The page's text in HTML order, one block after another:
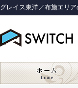
グレイス東洋／布施エリ